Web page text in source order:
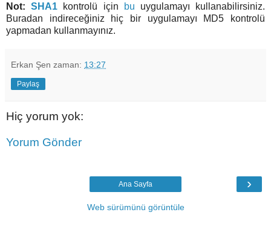
Not:SHA1 kontrolü için bu uygulamayı kullanabilirsiniz.
Buradan indireceğiniz hiç bir uygulamayı MD5 kontrolü
yapmadan kullanmayınız.
Erkan Şen zaman: 13:27
Paylaş
Hiç yorum yok:
Yorum Gönder
›
Ana Sayfa
Web sürümünü görüntüle